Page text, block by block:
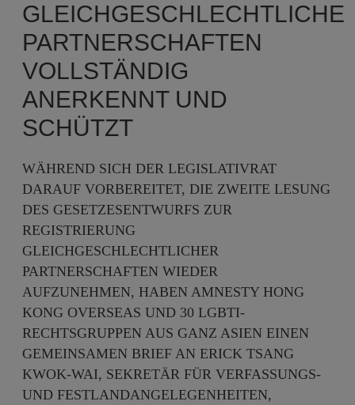
GLEICHGESCHLECHTLICHE
PARTNERSCHAFTEN
VOLLSTÄNDIG
ANERKENNT UND
SCHÜTZT
WÄHREND SICH DER LEGISLATIVRAT
DARAUF VORBEREITET, DIE ZWEITE LESUNG
DES GESETZESENTWURFS ZUR
REGISTRIERUNG
GLEICHGESCHLECHTLICHER
PARTNERSCHAFTEN WIEDER
AUFZUNEHMEN, HABEN AMNESTY HONG
KONG OVERSEAS UND 30 LGBTI-
RECHTSGRUPPEN AUS GANZ ASIEN EINEN
GEMEINSAMEN BRIEF AN ERICK TSANG
KWOK-WAI, SEKRETÄR FÜR VERFASSUNGS-
UND FESTLANDANGELEGENHEITEN,